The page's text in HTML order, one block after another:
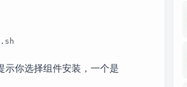
你选择组件安装，一个是